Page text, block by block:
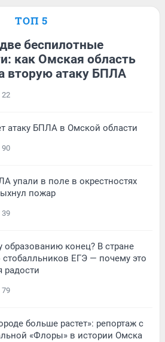
ТОП 5
беспилотные
как Омская область
вторую атаку БПЛА
22
атаку БПЛА в Омской области
90
упали в поле в окрестностях
пожар
39
образованию конец? В стране
стобалльников ЕГЭ — почему это
радости
79
больше растет»: репортаж с
«Флоры» в истории Омска